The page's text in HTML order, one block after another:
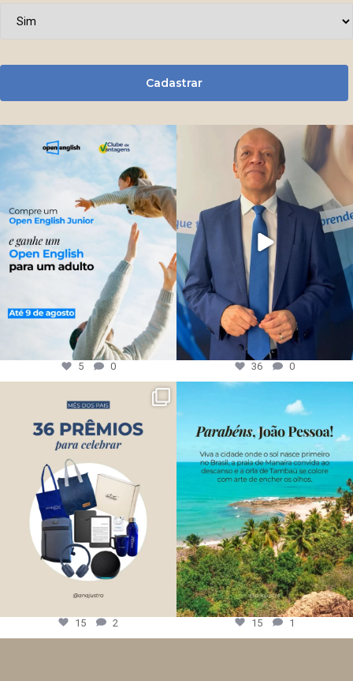
Cadastrar
5 0 36 0
15 2 15 1